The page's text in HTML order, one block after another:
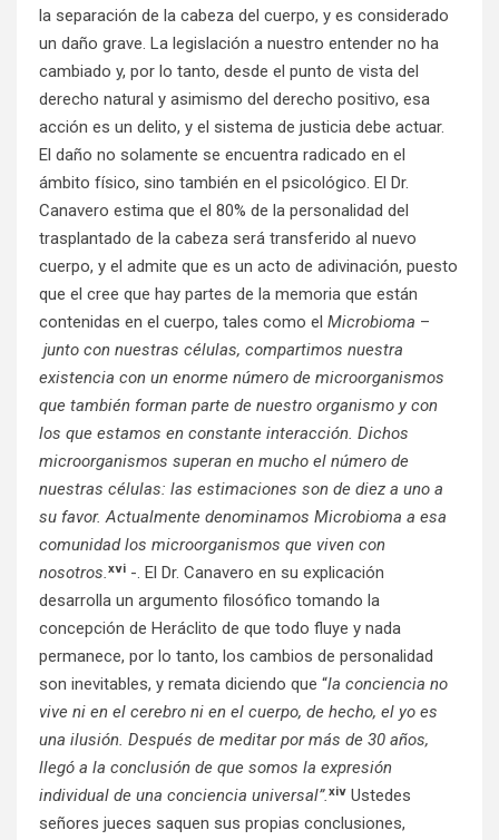
la separación de la cabeza del cuerpo, y es considerado
un daño grave. La legislación a nuestro entender no ha
cambiado y, por lo tanto, desde el punto de vista del
derecho natural y asimismo del derecho positivo, esa
acción es un delito, y el sistema de justicia debe actuar.
El daño no solamente se encuentra radicado en el
ámbito físico, sino también en el psicológico. El Dr.
Canavero estima que el 80% de la personalidad del
trasplantado de la cabeza será transferido al nuevo
cuerpo, y el admite que es un acto de adivinación, puesto
que el cree que hay partes de la memoria que están
contenidas en el cuerpo, tales como el Microbioma –
junto con nuestras células, compartimos nuestra
existencia con un enorme número de microorganismos
que también forman parte de nuestro organismo y con
los que estamos en constante interacción. Dichos
microorganismos superan en mucho el número de
nuestras células: las estimaciones son de diez a uno a
su favor. Actualmente denominamos Microbioma a esa
comunidad los microorganismos que viven con
nosotros.xvi -. El Dr. Canavero en su explicación
desarrolla un argumento filosófico tomando la
concepción de Heráclito de que todo fluye y nada
permanece, por lo tanto, los cambios de personalidad
son inevitables, y remata diciendo que “la conciencia no
vive ni en el cerebro ni en el cuerpo, de hecho, el yo es
una ilusión. Después de meditar por más de 30 años,
llegó a la conclusión de que somos la expresión
individual de una conciencia universal”.xiv Ustedes
señores jueces saquen sus propias conclusiones,